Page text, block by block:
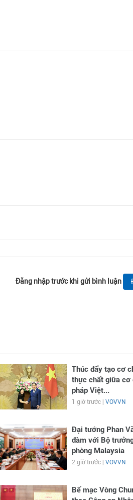
Đăng nhập trước khi gửi bình luận
Thúc đẩy tạo cơ
thực chất giữa cơ
pháp Việt...
1 giờ trước | VOVVN
Đại tướng Phan
đàm với Bộ
phòng Malaysia
2 giờ trước | VOVVN
Bế mạc Vòng